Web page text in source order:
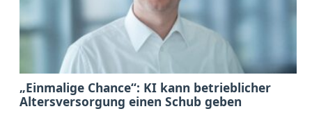
„Einmalige Chance“: KI kann betrieblicher
Altersversorgung einen Schub geben